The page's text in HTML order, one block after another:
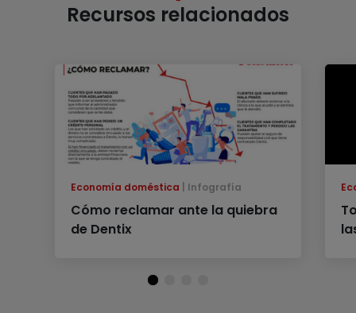
Recursos relacionados
Economía doméstica Infografía
Cómo reclamar ante la quiebra
de Dentix